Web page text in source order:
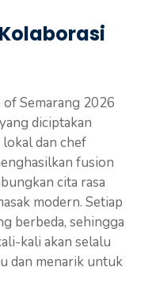
Semarang 2026
diciptakan
dan chef
fusion
cita rasa
modern. Setiap
berbeda, sehingga
kali akan selalu
dan menarik untuk